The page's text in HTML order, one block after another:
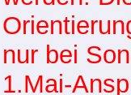
vehement
werden.